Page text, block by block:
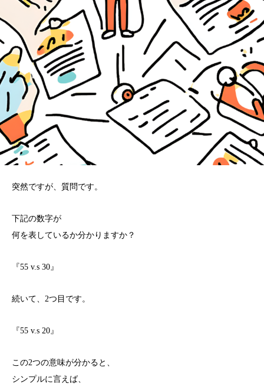
突然ですが、質問です。
下記の数字が
何を表しているか分かりますか？
『55 v.s 30』
続いて、2つ目です。
『55 v.s 20』
この2つの意味が分かると、
シンプルに言えば、